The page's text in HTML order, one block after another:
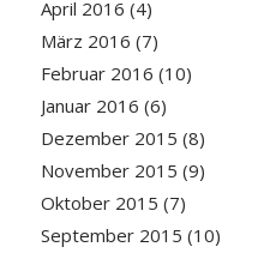
April 2016 (4)
März 2016 (7)
Februar 2016 (10)
Januar 2016 (6)
Dezember 2015 (8)
November 2015 (9)
Oktober 2015 (7)
September 2015 (10)